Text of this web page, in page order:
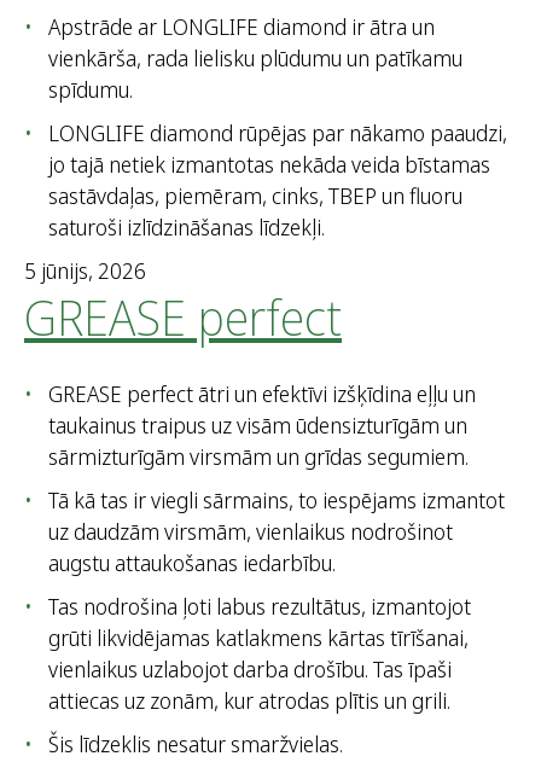
Apstrāde ar LONGLIFE diamond ir ātra un
vienkārša, rada lielisku plūdumu un patīkamu
spīdumu.
LONGLIFE diamond rūpējas par nākamo paaudzi,
jo tajā netiek izmantotas nekāda veida bīstamas
sastāvdaļas, piemēram, cinks, TBEP un fluoru
saturoši izlīdzināšanas līdzekļi.
5 jūnijs, 2026
GREASE perfect
GREASE perfect ātri un efektīvi izšķīdina eļļu un
taukainus traipus uz visām ūdensizturīgām un
sārmizturīgām virsmām un grīdas segumiem.
Tā kā tas ir viegli sārmains, to iespējams izmantot
uz daudzām virsmām, vienlaikus nodrošinot
augstu attaukošanas iedarbību.
Tas nodrošina ļoti labus rezultātus, izmantojot
grūti likvidējamas katlakmens kārtas tīrīšanai,
vienlaikus uzlabojot darba drošību. Tas īpaši
attiecas uz zonām, kur atrodas plītis un grili.
Šis līdzeklis nesatur smaržvielas.